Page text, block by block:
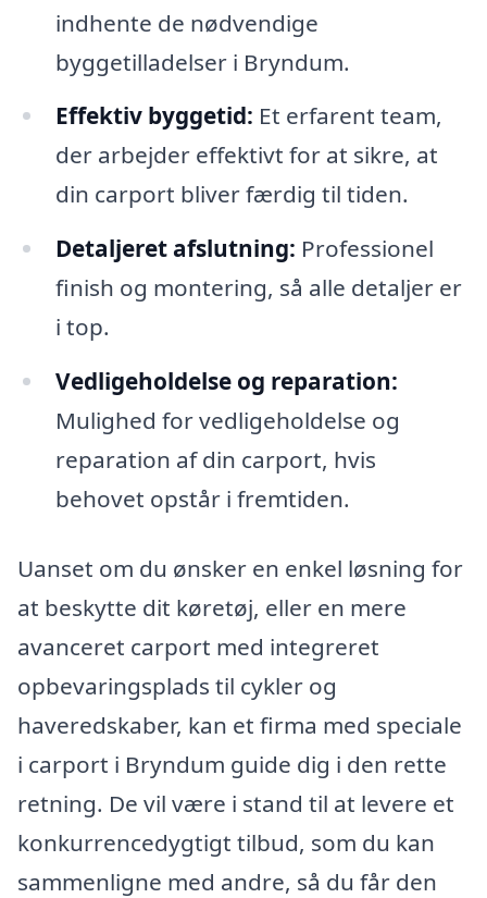
indhente de nødvendige
byggetilladelser i Bryndum.
Effektiv byggetid: Et erfarent team,
der arbejder effektivt for at sikre, at
din carport bliver færdig til tiden.
Detaljeret afslutning: Professionel
finish og montering, så alle detaljer er
i top.
Vedligeholdelse og reparation:
Mulighed for vedligeholdelse og
reparation af din carport, hvis
behovet opstår i fremtiden.
Uanset om du ønsker en enkel løsning for
at beskytte dit køretøj, eller en mere
avanceret carport med integreret
opbevaringsplads til cykler og
haveredskaber, kan et firma med speciale
i carport i Bryndum guide dig i den rette
retning. De vil være i stand til at levere et
konkurrencedygtigt tilbud, som du kan
sammenligne med andre, så du får den